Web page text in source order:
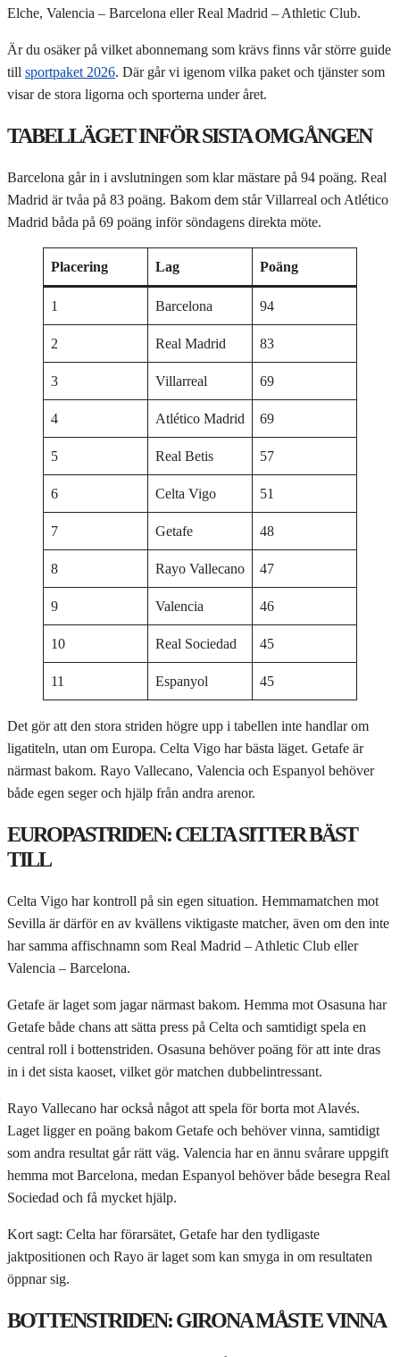
Elche, Valencia – Barcelona eller Real Madrid – Athletic Club.
Är du osäker på vilket abonnemang som krävs finns vår större guide
till sportpaket 2026. Där går vi igenom vilka paket och tjänster som
visar de stora ligorna och sporterna under året.
TABELLÄGET INFÖR SISTA OMGÅNGEN
Barcelona går in i avslutningen som klar mästare på 94 poäng. Real
Madrid är tvåa på 83 poäng. Bakom dem står Villarreal och Atlético
Madrid båda på 69 poäng inför söndagens direkta möte.
Placering Lag Poäng
1 Barcelona 94
2 Real Madrid 83
3 Villarreal 69
4 Atlético Madrid 69
5 Real Betis 57
6 Celta Vigo 51
7 Getafe 48
8 Rayo Vallecano 47
9 Valencia 46
10 Real Sociedad 45
11 Espanyol 45
Det gör att den stora striden högre upp i tabellen inte handlar om
ligatiteln, utan om Europa. Celta Vigo har bästa läget. Getafe är
närmast bakom. Rayo Vallecano, Valencia och Espanyol behöver
både egen seger och hjälp från andra arenor.
EUROPASTRIDEN: CELTA SITTER BÄST
TILL
Celta Vigo har kontroll på sin egen situation. Hemmamatchen mot
Sevilla är därför en av kvällens viktigaste matcher, även om den inte
har samma affischnamn som Real Madrid – Athletic Club eller
Valencia – Barcelona.
Getafe är laget som jagar närmast bakom. Hemma mot Osasuna har
Getafe både chans att sätta press på Celta och samtidigt spela en
central roll i bottenstriden. Osasuna behöver poäng för att inte dras
in i det sista kaoset, vilket gör matchen dubbelintressant.
Rayo Vallecano har också något att spela för borta mot Alavés.
Laget ligger en poäng bakom Getafe och behöver vinna, samtidigt
som andra resultat går rätt väg. Valencia har en ännu svårare uppgift
hemma mot Barcelona, medan Espanyol behöver både besegra Real
Sociedad och få mycket hjälp.
Kort sagt: Celta har förarsätet, Getafe har den tydligaste
jaktpositionen och Rayo är laget som kan smyga in om resultaten
öppnar sig.
BOTTENSTRIDEN: GIRONA MÅSTE VINNA